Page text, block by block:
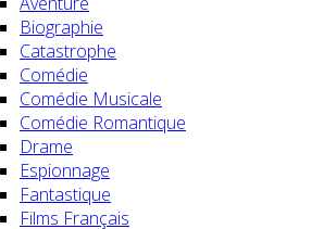
Biographie
Catastrophe
Comédie
Comédie Musicale
Comédie Romantique
Drame
Espionnage
Fantastique
Films Français